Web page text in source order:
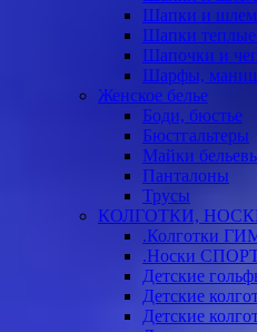
Шапки и
Шапки теплые
Шапочки и
Шарфы,
Женское белье
Боди, бюстье
Бюстгальтеры
Майки
Панталоны
Трусы
КОЛГОТКИ, НОСКИ,
.Колготки
.Носки
Детские
Детские
Детские